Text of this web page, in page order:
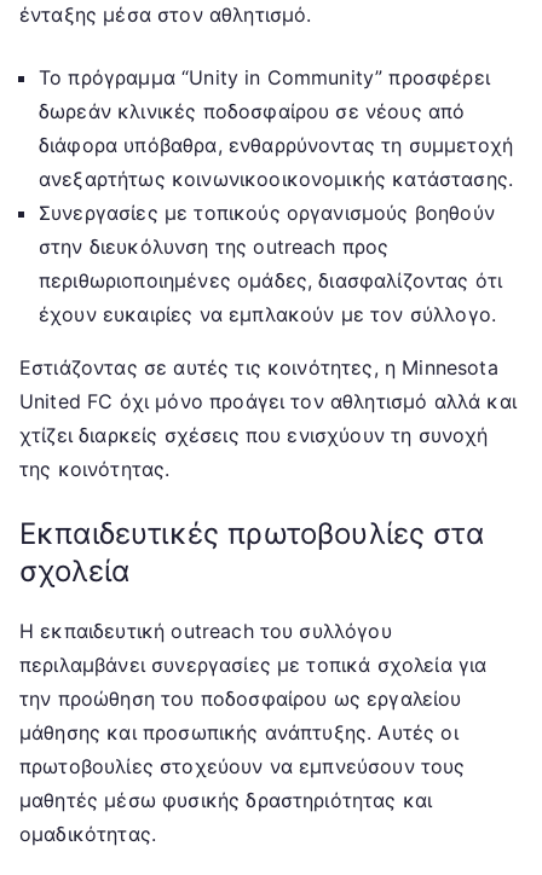
ένταξης μέσα στον αθλητισμό.
Το πρόγραμμα “Unity in Community” προσφέρει
δωρεάν κλινικές ποδοσφαίρου σε νέους από
διάφορα υπόβαθρα, ενθαρρύνοντας τη συμμετοχή
ανεξαρτήτως κοινωνικοοικονομικής κατάστασης.
Συνεργασίες με τοπικούς οργανισμούς βοηθούν
στην διευκόλυνση της outreach προς
περιθωριοποιημένες ομάδες, διασφαλίζοντας ότι
έχουν ευκαιρίες να εμπλακούν με τον σύλλογο.
Εστιάζοντας σε αυτές τις κοινότητες, η Minnesota
United FC όχι μόνο προάγει τον αθλητισμό αλλά και
χτίζει διαρκείς σχέσεις που ενισχύουν τη συνοχή
της κοινότητας.
Εκπαιδευτικές πρωτοβουλίες στα
σχολεία
Η εκπαιδευτική outreach του συλλόγου
περιλαμβάνει συνεργασίες με τοπικά σχολεία για
την προώθηση του ποδοσφαίρου ως εργαλείου
μάθησης και προσωπικής ανάπτυξης. Αυτές οι
πρωτοβουλίες στοχεύουν να εμπνεύσουν τους
μαθητές μέσω φυσικής δραστηριότητας και
ομαδικότητας.